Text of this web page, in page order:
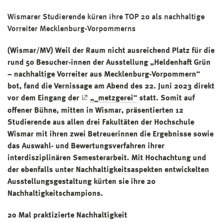
Wismarer Studierende küren ihre TOP 20 als nachhaltige
Vorreiter Mecklenburg-Vorpommerns
(Wismar/MV) Weil der Raum nicht ausreichend Platz für die
rund 50 Besucher-innen der Ausstellung „Heldenhaft Grün
– nachhaltige Vorreiter aus Mecklenburg-Vorpommern“
bot, fand die Vernissage am Abend des 22. Juni 2023 direkt
vor dem Eingang der
„_metzgerei“ statt. Somit auf
offener Bühne, mitten in Wismar, präsentierten 12
Studierende aus allen drei Fakultäten der Hochschule
Wismar mit ihren zwei Betreuerinnen die Ergebnisse sowie
das Auswahl- und Bewertungsverfahren ihrer
interdisziplinären Semesterarbeit. Mit Hochachtung und
der ebenfalls unter Nachhaltigkeitsaspekten entwickelten
Ausstellungsgestaltung kürten sie ihre 20
Nachhaltigkeitschampions.
20 Mal praktizierte Nachhaltigkeit